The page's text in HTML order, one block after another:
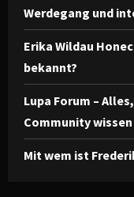
Werdegang und
Erika Wildau
bekannt?
Lupa Forum –
Community
Mit wem ist